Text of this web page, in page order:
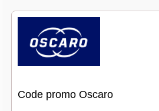
Code promo Oscaro